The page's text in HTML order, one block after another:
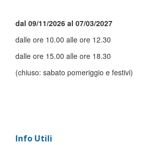
dal 09/11/2026 al 07/03/2027
dalle ore 10.00 alle ore 12.30
dalle ore 15.00 alle ore 18.30
(chiuso: sabato pomeriggio e festivi)
Info Utili